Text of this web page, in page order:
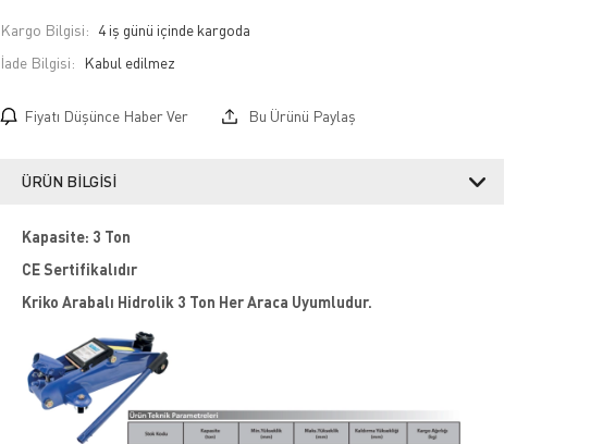
Kargo Bilgisi: 4 iş günü içinde kargoda
İade Bilgisi:
Fiyatı Düşünce Haber Ver Bu Ürünü Paylaş
ÜRÜN BILGISI
Kapasite: 3 Ton
CE Sertifikalıdır
Kriko Arabalı Hidrolik 3 Ton Her Araca Uyumludur.